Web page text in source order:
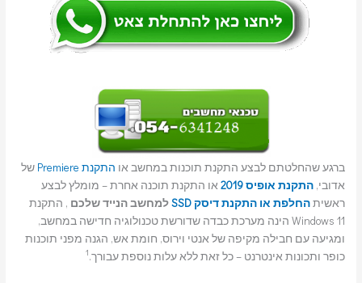
ברגע שהחלטתם לבצע התקנת תוכנות במחשב או התקנת Premiere
של
אדובי,התקנת אופיס 2019
או התקנת תוכנה אחרת – מומלץ לבצע
ראשיתהחלפת או התקנת דיסק SSD למחשב הנייד שלכם , התקנת
Windows 11 הינה מערכת כבדה שדורשת טכנולוגיה חדישה במחשב,
ומגיעה עם חבילה מקיפה של אנטי וירוס, חומת אש, הגנה מפני תוכנות
כופר ותכונות אינטרנט – כל זאת ללא עלות נוספת עבורך.1